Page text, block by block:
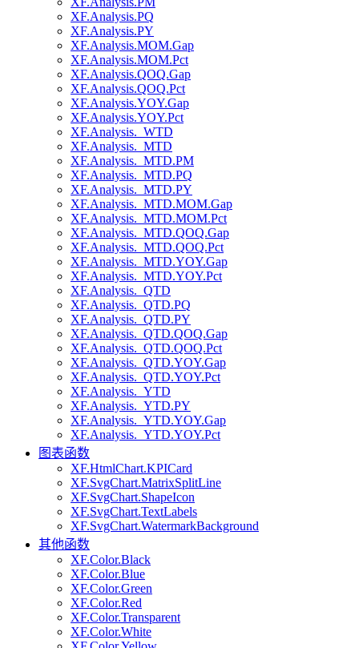
XF.Analysis.PQ
XF.Analysis.PY
XF.Analysis.MOM.Gap
XF.Analysis.MOM.Pct
XF.Analysis.QOQ.Gap
XF.Analysis.QOQ.Pct
XF.Analysis.YOY.Gap
XF.Analysis.YOY.Pct
XF.Analysis._WTD
XF.Analysis._MTD
XF.Analysis._MTD.PM
XF.Analysis._MTD.PQ
XF.Analysis._MTD.PY
XF.Analysis._MTD.MOM.Gap
XF.Analysis._MTD.MOM.Pct
XF.Analysis._MTD.QOQ.Gap
XF.Analysis._MTD.QOQ.Pct
XF.Analysis._MTD.YOY.Gap
XF.Analysis._MTD.YOY.Pct
XF.Analysis._QTD
XF.Analysis._QTD.PQ
XF.Analysis._QTD.PY
XF.Analysis._QTD.QOQ.Gap
XF.Analysis._QTD.QOQ.Pct
XF.Analysis._QTD.YOY.Gap
XF.Analysis._QTD.YOY.Pct
XF.Analysis._YTD
XF.Analysis._YTD.PY
XF.Analysis._YTD.YOY.Gap
XF.Analysis._YTD.YOY.Pct
图表函数
XF.HtmlChart.KPICard
XF.SvgChart.MatrixSplitLine
XF.SvgChart.ShapeIcon
XF.SvgChart.TextLabels
XF.SvgChart.WatermarkBackground
其他函数
XF.Color.Black
XF.Color.Blue
XF.Color.Green
XF.Color.Red
XF.Color.Transparent
XF.Color.White